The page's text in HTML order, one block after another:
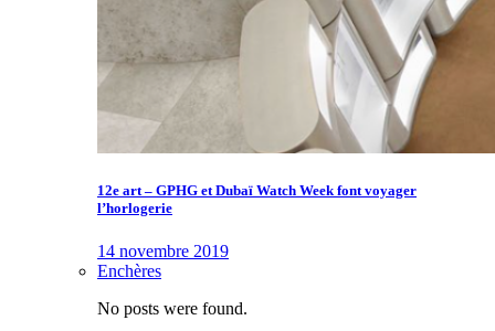
12e art – GPHG et Dubaï Watch Week font voyager
l’horlogerie
14 novembre 2019
Enchères
No posts were found.